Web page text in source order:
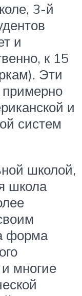
3-й
и
к 15
Эти
примерно
и
систем
школой,
школа
форма
многие